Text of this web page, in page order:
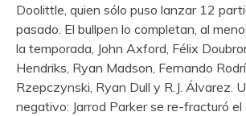
Doolittle, quien sólo puso lanzar 12
pasado. El bullpen lo completan, al
la temporada, John Axford, Félix
Hendriks, Ryan Madson, Fernando
Rzepczynski, Ryan Dull y R.J. Álvarez.
negativo: Jarrod Parker se re-fracturó el